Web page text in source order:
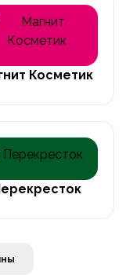
Косметик